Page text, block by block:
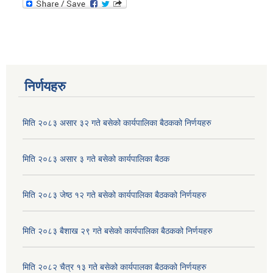
निर्णयहरु
मिति २०८३ असार ३२ गते बसेको कार्यपालिका बैठकको निर्णयहरु
मिति २०८३ असार ३ गते बसेको कार्यपालिका बैठक
मिति २०८३ जेष्ठ १२ गते बसेको कार्यपालिका बैठकको निर्णयहरु
मिति २०८३ बैशाख २९ गते बसेको कार्यपालिका बैठकको निर्णयहरु
मिति २०८२ चैत्र १३ गते बसेको कार्यपालका बैठकको निर्णयहरु